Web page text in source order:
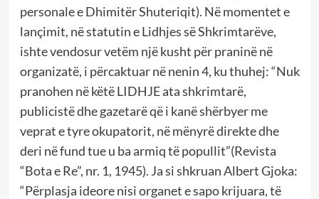
personale e Dhimitër Shuteriqit). Në momentet e
lançimit, në statutin e Lidhjes së Shkrimtarëve,
ishte vendosur vetëm një kusht për praninë në
organizatë, i përcaktuar në nenin 4, ku thuhej: “Nuk
pranohen në këtë LIDHJE ata shkrimtarë,
publicistë dhe gazetarë që i kanë shërbyer me
veprat e tyre okupatorit, në mënyrë direkte dhe
deri në fund tue u ba armiq të popullit”(Revista
“Bota e Re”, nr. 1, 1945). Ja si shkruan Albert Gjoka:
“Përplasja ideore nisi organet e sapo krijuara, të